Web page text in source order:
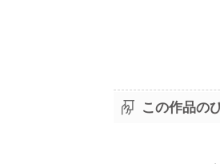
この作品の